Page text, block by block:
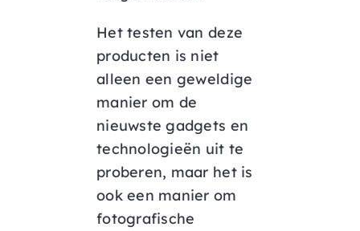
Het testen van deze
producten is niet
alleen een geweldige
manier om de
nieuwste gadgets en
technologieën uit te
proberen, maar het is
ook een manier om
fotografische